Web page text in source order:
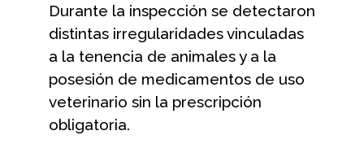
Durante la inspección se detectaron
distintas irregularidades vinculadas
a la tenencia de animales y a la
posesión de medicamentos de uso
veterinario sin la prescripción
obligatoria.